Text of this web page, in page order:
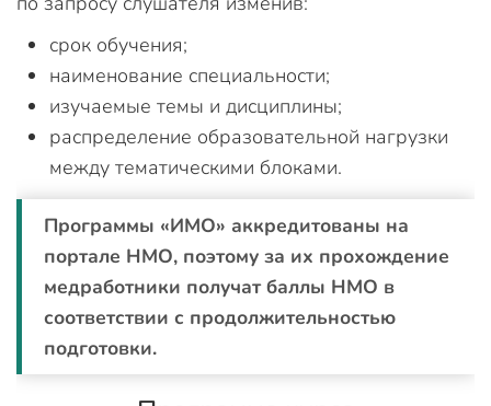
срок обучения;
наименование специальности;
изучаемые темы и дисциплины;
распределение образовательной нагрузки
между тематическими блоками.
Программы «ИМО» аккредитованы на
портале НМО, поэтому за их прохождение
медработники получат баллы НМО в
соответствии с продолжительностью
подготовки.